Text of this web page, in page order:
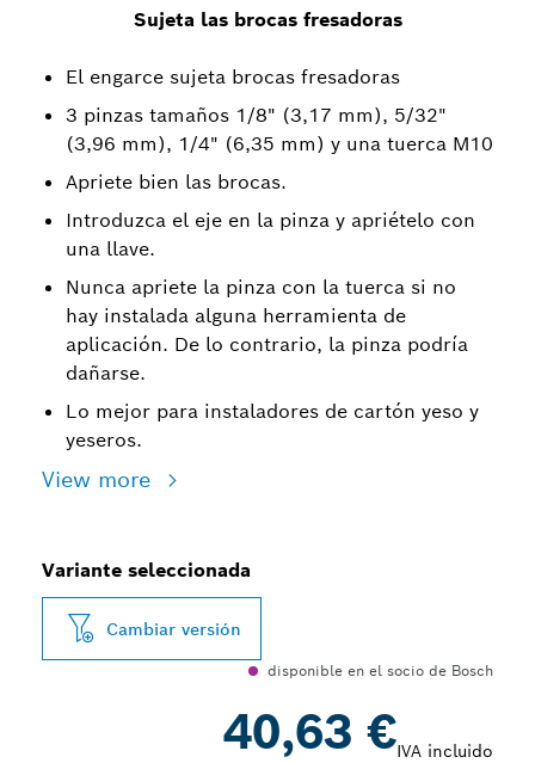
Sujeta las brocas fresadoras
El engarce sujeta brocas fresadoras
3 pinzas tamaños 1/8" (3,17 mm), 5/32"
(3,96 mm), 1/4" (6,35 mm) y una tuerca M10
Apriete bien las brocas.
Introduzca el eje en la pinza y apriételo con
una llave.
Nunca apriete la pinza con la tuerca si no
hay instalada alguna herramienta de
aplicación. De lo contrario, la pinza podría
dañarse.
Lo mejor para instaladores de cartón yeso y
yeseros.
View more
Variante seleccionada
Cambiar versión
disponible en el socio de Bosch
40,63 €IVA incluido